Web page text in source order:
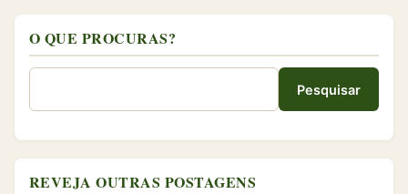
O QUE PROCURAS?
REVEJA OUTRAS POSTAGENS